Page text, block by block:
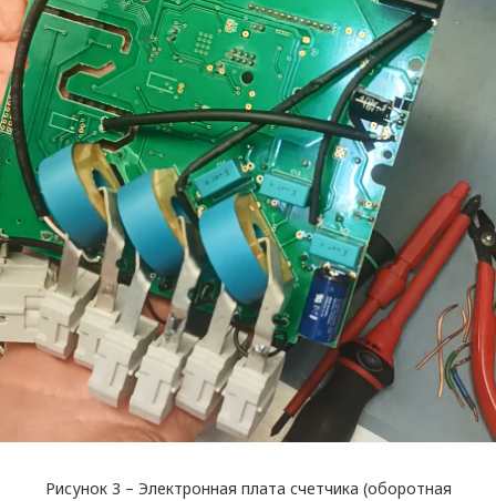
Рисунок 3 – Электронная плата счетчика (оборотная